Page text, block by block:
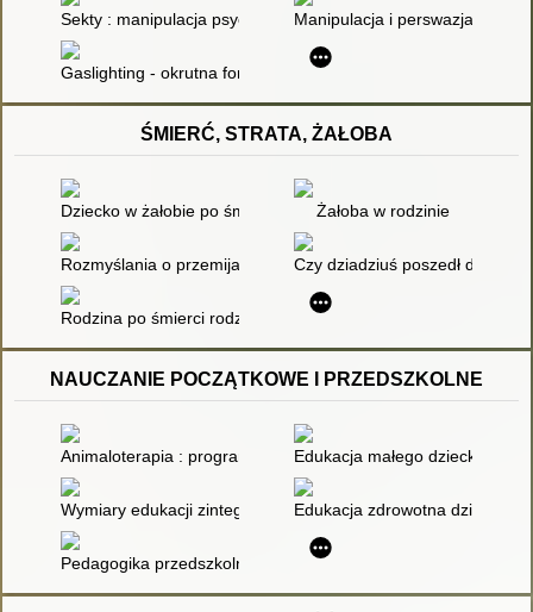
Sekty : manipulacja psychologicznaManipulacja i perswazja :
Gaslighting - okrutna forma psychicznej manipulacji
ŚMIERĆ, STRATA, ŻAŁOBA
Dziecko w żałobie po śmierci rodzeństwa : przegląd
Żałoba w rodzinie
Rozmyślania o przemijaniu Czy dziadziuś poszedł do
Rodzina po śmierci rodzeństwa
NAUCZANIE POCZĄTKOWE I PRZEDSZKOLNE
Animaloterapia : program Przedszkolnego Klubu Animals
Edukacja małego dziecka :
Wymiary edukacji zintegrowanejEdukacja zdrowotna dzieci
Pedagogika przedszkolna